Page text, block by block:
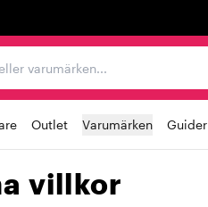
eller varumärken...
Outlet Varumärken
villkor